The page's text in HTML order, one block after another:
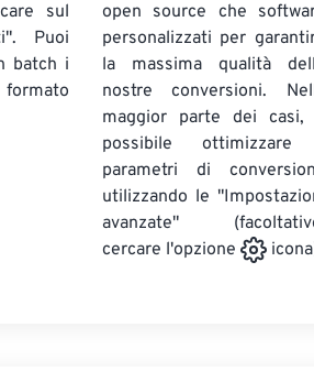
sul
Puoi
batch i
formato
open source che
personalizzati per
la massima qualità
nostre conversioni.
maggior parte dei casi,
possibile
parametri di
utilizzando le
avanzate"
cercare l'opzione